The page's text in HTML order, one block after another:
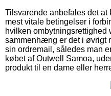
Tilsvarende anbefales det
mest vitale betingelser i
hvilken ombytningsrettighed
sammenhæng er det i øvrigt
sin ordremail, således man
købet af Outwell Samoa,
produkt til en dame eller